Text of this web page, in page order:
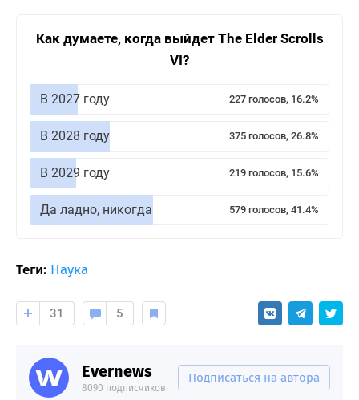
Как думаете, когда выйдет The Elder Scrolls
VI?
В 2027 году 227 голосов, 16.2%
В 2028 году 375 голосов, 26.8%
В 2029 году 219 голосов, 15.6%
Да ладно, никогда 579 голосов, 41.4%
Теги: Наука
31 5
Evernews
8090 подписчиков
Подписаться на автора